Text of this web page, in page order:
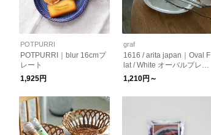
POTPURRI
POTPURRI｜blur 16cmプ
レート
1,925円
graf
1616 / arita japan｜Oval F
lat / White オーバルプレー
ト お皿
1,210円～